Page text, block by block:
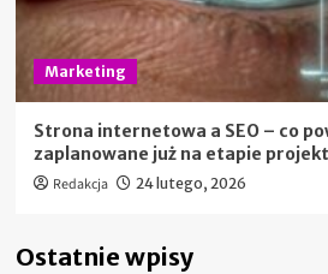
Marketing
Strona internetowa a SEO – co
zaplanowane już na etapie
Redakcja 24 lutego, 2026
Ostatnie wpisy